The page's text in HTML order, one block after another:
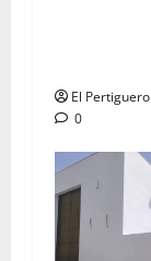
El Pertiguero
0